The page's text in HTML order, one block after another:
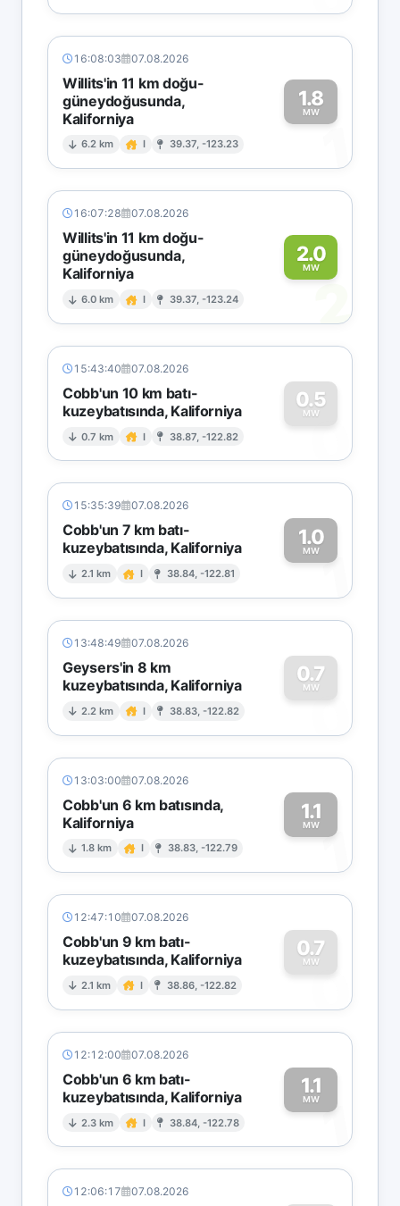
16:08:03 07.08.2026
Willits'in 11 km doğu-
güneydoğusunda,
Kaliforniya
6.2 km I 39.37, -123.23
1.8
MW
1
16:07:28 07.08.2026
Willits'in 11 km doğu-
güneydoğusunda,
Kaliforniya
6.0 km I 39.37, -123.24
2.0
MW
2
15:43:40 07.08.2026
Cobb'un 10 km batı-
kuzeybatısında, Kaliforniya
0.7 km I 38.87, -122.82
0.5
MW
0
15:35:39 07.08.2026
Cobb'un 7 km batı-
kuzeybatısında, Kaliforniya
2.1 km I 38.84, -122.81
1.0
MW1
13:48:49 07.08.2026
Geysers'in 8 km
kuzeybatısında, Kaliforniya
2.2 km I 38.83, -122.82
0.7
MW
0
13:03:00 07.08.2026
Cobb'un 6 km batısında,
Kaliforniya
1.8 km I 38.83, -122.79
1.1
MW1
12:47:10 07.08.2026
Cobb'un 9 km batı-
kuzeybatısında, Kaliforniya
2.1 km I 38.86, -122.82
0.7
MW
0
12:12:00 07.08.2026
Cobb'un 6 km batı-
kuzeybatısında, Kaliforniya
2.3 km I 38.84, -122.78
1.1
MW1
12:06:17 07.08.2026